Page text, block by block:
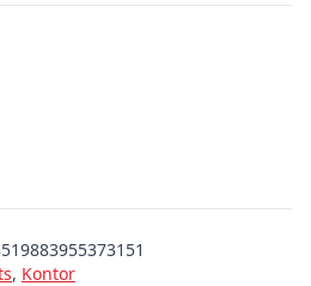
, Kontor